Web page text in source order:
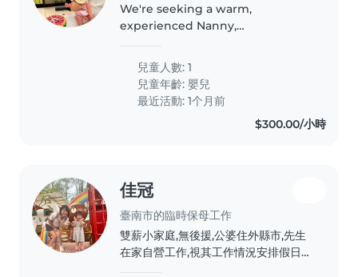
We're seeking a warm,
experienced Nanny,
care for our friendly, playful, and
intelligent baby at our home.
We'd love someone who speaks
English, Mandarin,..
兒童人數: 1
兒童年齡:嬰兒
最近活動: 1个月前
$300.00/小時
佳冠
臺南市的臨時保母工作
雙薪小家庭,無後援,公婆住外縣市,先生
在家自營工作,視其工作情況安排假日回